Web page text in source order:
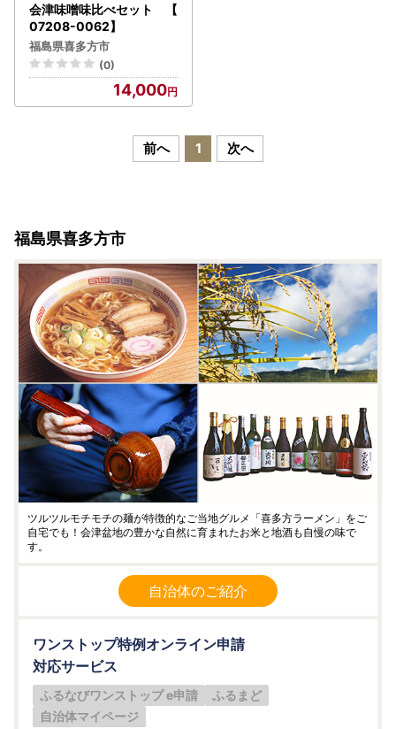
会津味噌味比べセット 【
07208-0062】
福島県喜多方市
(0)
14,000
前へ 1 次へ
福島県喜多方市
ツルツルモチモチの麺が特徴的なご当地グルメ「喜多方ラーメン」をご
自宅でも！会津盆地の豊かな自然に育まれたお米と地酒も自慢の味で
す。
自治体のご紹介
ワンストップ特例オンライン申請
対応サービス
ふるなびワンストップ e申請
ふるまど
自治体マイページ